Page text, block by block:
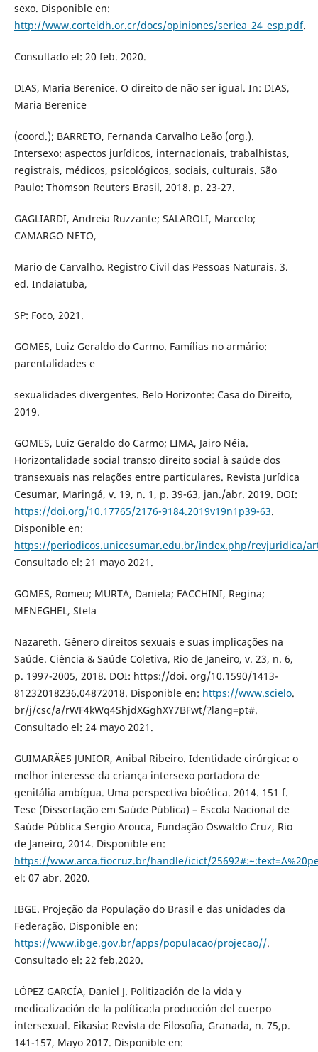
sexo. Disponible en:
http://www.corteidh.or.cr/docs/opiniones/seriea_24_esp.pdf.
Consultado el: 20 feb. 2020.
DIAS, Maria Berenice. O direito de não ser igual. In: DIAS,
Maria Berenice
(coord.); BARRETO, Fernanda Carvalho Leão (org.).
Intersexo: aspectos jurídicos, internacionais, trabalhistas,
registrais, médicos, psicológicos, sociais, culturais. São
Paulo: Thomson Reuters Brasil, 2018. p. 23-27.
GAGLIARDI, Andreia Ruzzante; SALAROLI, Marcelo;
CAMARGO NETO,
Mario de Carvalho. Registro Civil das Pessoas Naturais. 3.
ed. Indaiatuba,
SP: Foco, 2021.
GOMES, Luiz Geraldo do Carmo. Famílias no armário:
parentalidades e
sexualidades divergentes. Belo Horizonte: Casa do Direito,
2019.
GOMES, Luiz Geraldo do Carmo; LIMA, Jairo Néia.
Horizontalidade social trans:o direito social à saúde dos
transexuais nas relações entre particulares. Revista Jurídica
Cesumar, Maringá, v. 19, n. 1, p. 39-63, jan./abr. 2019. DOI:
https://doi.org/10.17765/2176-9184.2019v19n1p39-63.
Disponible en:
https://periodicos.unicesumar.edu.br/index.php/revjuridica/
Consultado el: 21 mayo 2021.
GOMES, Romeu; MURTA, Daniela; FACCHINI, Regina;
MENEGHEL, Stela
Nazareth. Gênero direitos sexuais e suas implicações na
Saúde. Ciência & Saúde Coletiva, Rio de Janeiro, v. 23, n. 6,
p. 1997-2005, 2018. DOI: https://doi. org/10.1590/1413-
81232018236.04872018. Disponible en: https://www.scielo.
br/j/csc/a/rWF4kWq4ShjdXGghXY7BFwt/?lang=pt#.
Consultado el: 24 mayo 2021.
GUIMARÃES JUNIOR, Anibal Ribeiro. Identidade cirúrgica: o
melhor interesse da criança intersexo portadora de
genitália ambígua. Uma perspectiva bioética. 2014. 151 f.
Tese (Dissertação em Saúde Pública) – Escola Nacional de
Saúde Pública Sergio Arouca, Fundação Oswaldo Cruz, Rio
de Janeiro, 2014. Disponible en:
https://www.arca.fiocruz.br/handle/icict/
el: 07 abr. 2020.
IBGE. Projeção da População do Brasil e das unidades da
Federação. Disponible en:
https://www.ibge.gov.br/apps/populacao/projecao//.
Consultado el: 22 feb.2020.
LÓPEZ GARCÍA, Daniel J. Politización de la vida y
medicalización de la política:la producción del cuerpo
intersexual. Eikasia: Revista de Filosofia, Granada, n. 75,p.
141-157, Mayo 2017. Disponible en: